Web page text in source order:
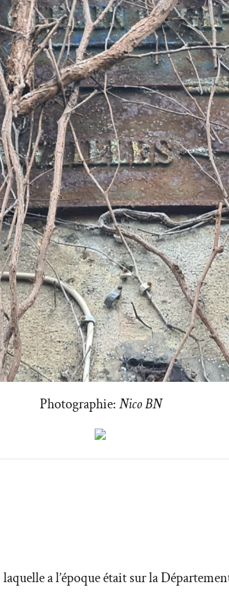
Photographie:Nico BN
a l’époque était sur la